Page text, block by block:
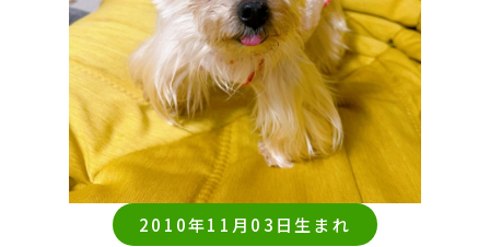
2010年11月03日生まれ